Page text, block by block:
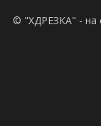
© "ХДРЕЗКА" - на